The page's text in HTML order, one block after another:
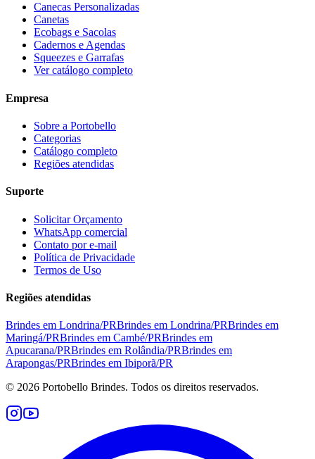
Canecas Personalizadas
Canetas
Ecobags e Sacolas
Cadernos e Agendas
Squeezes e Garrafas
Ver catálogo completo
Empresa
Sobre a Portobello
Categorias
Catálogo completo
Regiões atendidas
Suporte
Solicitar Orçamento
WhatsApp comercial
Contato por e-mail
Política de Privacidade
Termos de Uso
Regiões atendidas
Brindes em Londrina/PRBrindes em Londrina/PRBrindes em
Maringá/PRBrindes em Cambé/PRBrindes em
Apucarana/PRBrindes em Rolândia/PRBrindes em
Arapongas/PRBrindes em Ibiporã/PR
© 2026 Portobello Brindes. Todos os direitos reservados.